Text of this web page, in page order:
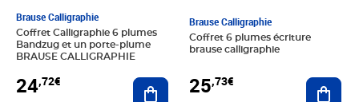
Brause Calligraphie
Coffret Calligraphie 6 plumes
Bandzug et un porte-plume
BRAUSE CALLIGRAPHIE
24,72€ Ajouter au panier
Brause Calligraphie
Coffret 6 plumes écriture
brause calligraphie
25,73€